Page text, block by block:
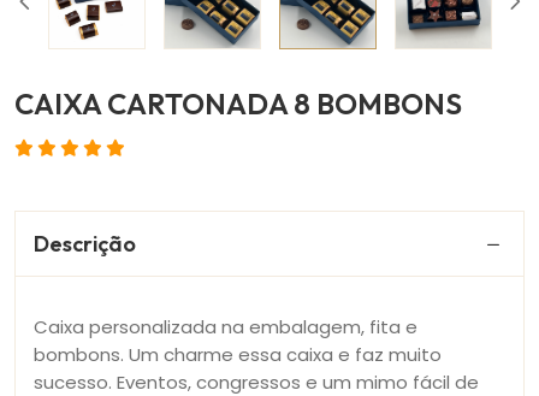
CAIXA CARTONADA 8 BOMBONS
Descrição
Caixa personalizada na embalagem, fita e
bombons. Um charme essa caixa e faz muito
sucesso. Eventos, congressos e um mimo fácil de